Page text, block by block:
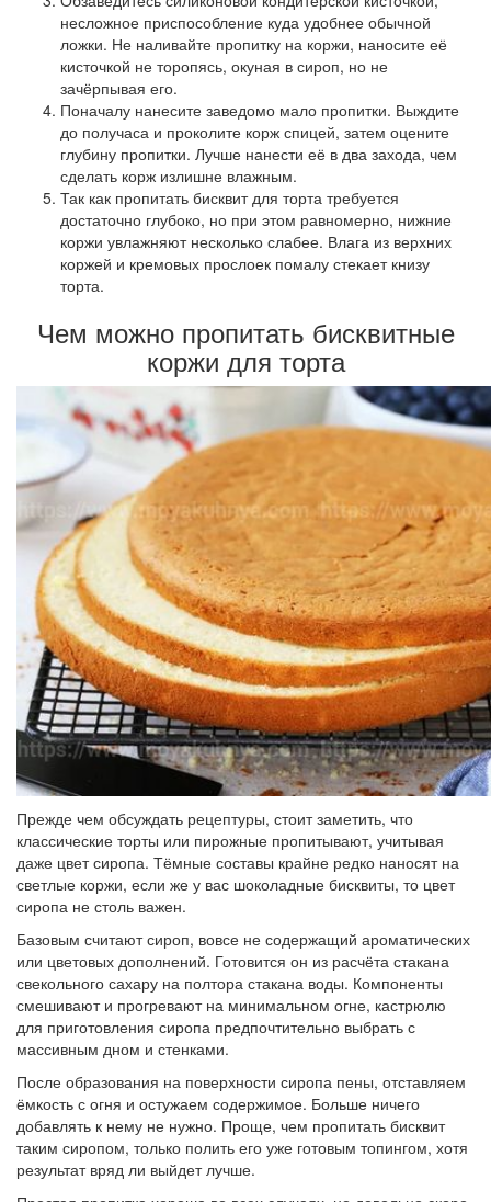
несложное приспособление куда удобнее обычной
ложки. Не наливайте пропитку на коржи, наносите её
кисточкой не торопясь, окуная в сироп, но не
зачёрпывая его.
Поначалу нанесите заведомо мало пропитки. Выждите
до получаса и проколите корж спицей, затем оцените
глубину пропитки. Лучше нанести её в два захода, чем
сделать корж излишне влажным.
Так как пропитать бисквит для торта требуется
достаточно глубоко, но при этом равномерно, нижние
коржи увлажняют несколько слабее. Влага из верхних
коржей и кремовых прослоек помалу стекает книзу
торта.
Чем можно пропитать бисквитные
коржи для торта
Прежде чем обсуждать рецептуры, стоит заметить, что
классические торты или пирожные пропитывают, учитывая
даже цвет сиропа. Тёмные составы крайне редко наносят на
светлые коржи, если же у вас шоколадные бисквиты, то цвет
сиропа не столь важен.
Базовым считают сироп, вовсе не содержащий ароматических
или цветовых дополнений. Готовится он из расчёта стакана
свекольного сахару на полтора стакана воды. Компоненты
смешивают и прогревают на минимальном огне, кастрюлю
для приготовления сиропа предпочтительно выбрать с
массивным дном и стенками.
После образования на поверхности сиропа пены, отставляем
ёмкость с огня и остужаем содержимое. Больше ничего
добавлять к нему не нужно. Проще, чем пропитать бисквит
таким сиропом, только полить его уже готовым топингом, хотя
результат вряд ли выйдет лучше.